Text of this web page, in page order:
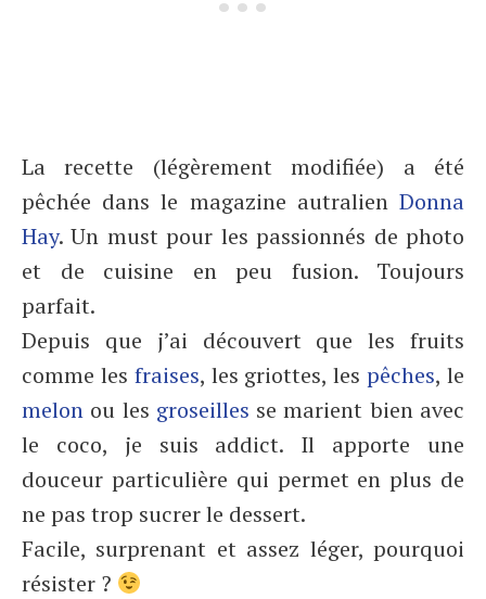
La recette (légèrement modifiée) a été
pêchée dans le magazine autralien Donna
Hay. Un must pour les passionnés de photo
et de cuisine en peu fusion. Toujours
parfait.
Depuis que j’ai découvert que les fruits
comme les fraises, les griottes, lespêches, le
melon ou les groseilles se marient bien avec
le coco, je suis addict. Il apporte une
douceur particulière qui permet en plus de
ne pas trop sucrer le dessert.
Facile, surprenant et assez léger, pourquoi
résister ?